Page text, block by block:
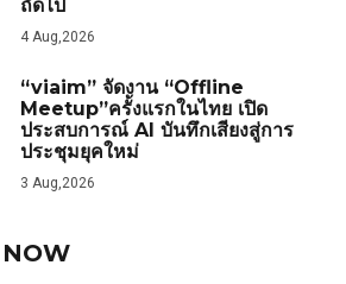
ถัดไป
4 Aug,2026
“viaim” จัดงาน “Offline
Meetup”ครั้งแรกในไทย เปิด
ประสบการณ์ AI บันทึกเสียงสู่การ
ประชุมยุคใหม่
3 Aug,2026